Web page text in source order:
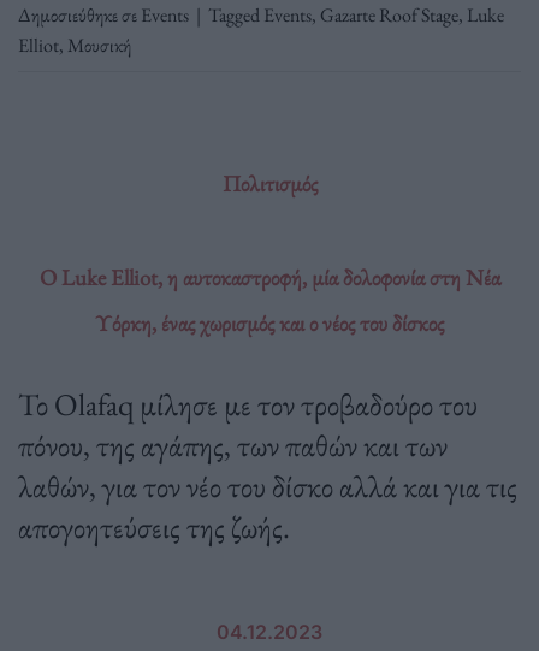
Δημοσιεύθηκε σεEvents | TaggedEvents, Gazarte Roof Stage, Luke
Elliot, Μουσική
Πολιτισμός
O Luke Elliot, η αυτοκαστροφή, μία δολοφονία στη Νέα
Υόρκη, ένας χωρισμός και ο νέος του δίσκος
Το Olafaq μίλησε με τον τροβαδούρο του
πόνου, της αγάπης, των παθών και των
λαθών, για τον νέο του δίσκο αλλά και για τις
απογοητεύσεις της ζωής.
04.12.2023